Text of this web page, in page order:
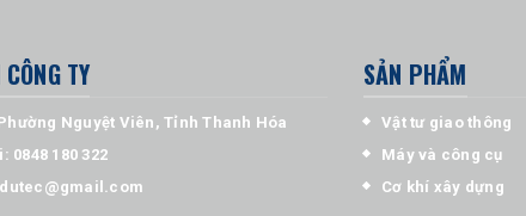
TY
Nguyệt Viên, Tỉnh Thanh Hóa
0848 180 322
SẢN PHẨM
Vật tư giao thông
Máy và công cụ
Cơ khí xây dựng